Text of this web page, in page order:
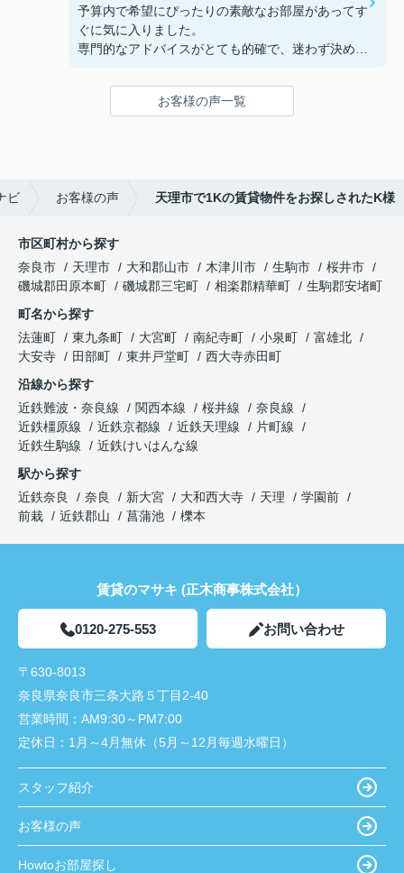
予算内で希望にぴったりの素敵なお部屋があってす
ぐに気に入りました。
専門的なアドバイスがとても的確で、迷わず決める
鍵の受け取りのときに、また元気(o・・o)/~お店に
お客様の声一覧
ビ お客様の声 天理市で1Kの賃貸物件をお探しされたK様
市区町村から探す
奈良市
天理市 大和郡山市 木津川市 生駒市
桜井市
磯城郡田原本町
磯城郡三宅町 相楽郡精華町
生駒郡安堵町
町名から探す
法蓮町
東九条町 大宮町 南紀寺町 小泉町
富雄北
大安寺
田部町 東井戸堂町
西大寺赤田町
沿線から探す
近鉄難波・奈良線
関西本線 桜井線
奈良線
近鉄橿原線
近鉄京都線 近鉄天理線
片町線
近鉄生駒線
近鉄けいはんな線
駅から探す
近鉄奈良
奈良 新大宮 大和西大寺 天理
学園前
前栽
近鉄郡山 菖蒲池 櫟本
賃貸のマサキ (正木商事株式会社）
0120-275-553 お問い合わせ
〒630-8013
奈良県奈良市三条大路５丁目2-40
営業時間： AM9:30～PM7:00
定休日： 1月～4月無休（5月～12月毎週水曜日）
スタッフ紹介
お客様の声
Howtoお部屋探し